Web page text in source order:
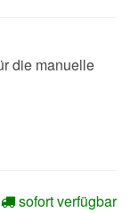
die manuelle
sofort verfügbar